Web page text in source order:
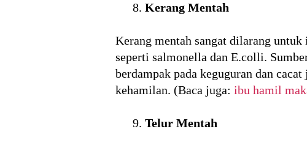
Kerang Mentah
Kerang mentah sangat dilarang
seperti salmonella dan E.colli.
berdampak pada keguguran dan
kehamilan. (Baca juga: ibu hamil
Telur Mentah